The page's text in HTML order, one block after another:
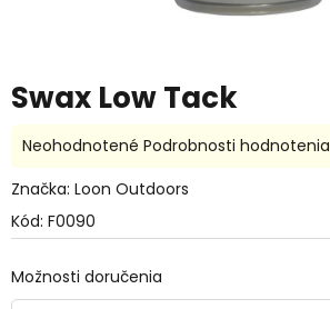
Swax Low Tack
Kód: F0090
Možnosti doručenia
Priemerné
produktu
0,0
5
Neohodnotené Podrobnosti hodnotenia
Značka: Loon Outdoors